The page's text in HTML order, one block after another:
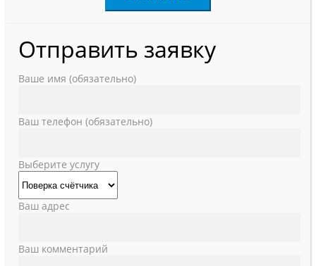
Отправить заявку
Ваше имя (обязательно)
Ваш телефон (обязательно)
Выберите услугу
Ваш адрес
Ваш комментарий